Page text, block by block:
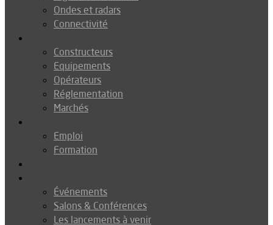
Ondes et radars
Connectivité
Constructeurs
Equipements
Opérateurs
Réglementation
Marchés
Emploi
Formation
Événements
Salons & Conférences
Les lancements à venir